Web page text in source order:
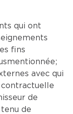
qui ont
fins
avec qui
contractuelle
de
de